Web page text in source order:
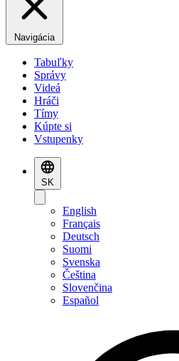
Navigácia
Tabuľky
Správy
Videá
Hráči
Tímy
Kúpte si
Vstupenky
SK
English
Français
Deutsch
Suomi
Svenska
Čeština
Slovenčina
Español